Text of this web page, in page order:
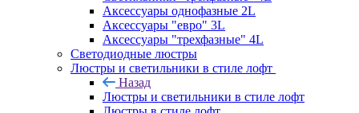
Аксессуары однофазные 2L
Аксессуары "евро" 3L
Аксессуары "трехфазные" 4L
Светодиодные люстры
Люстры и светильники в стиле лофт
Назад
Люстры и светильники в стиле лофт